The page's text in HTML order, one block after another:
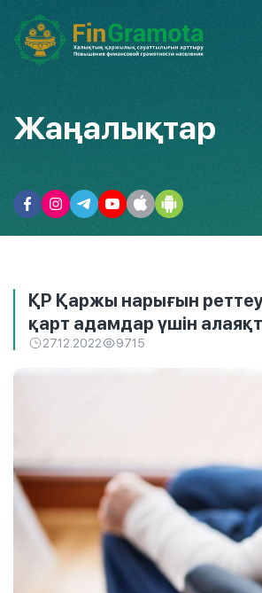
Жаңалықтар
ҚР Қаржы нарығын реттеу
қарт адамдар үшін
27.12.2022 9715